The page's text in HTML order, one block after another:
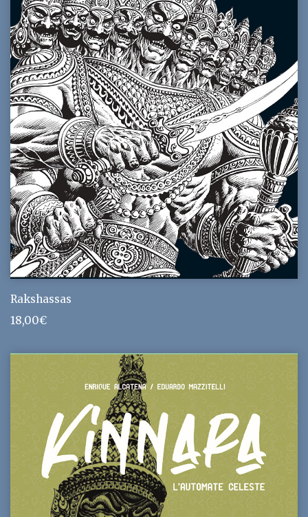
Rakshassas
18,00€